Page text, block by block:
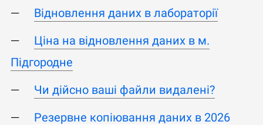
Відновлення даних в лабораторії
Ціна на відновлення даних в м.
Підгородне
Чи дійсно ваші файли видалені?
Резервне копіювання даних в 2026